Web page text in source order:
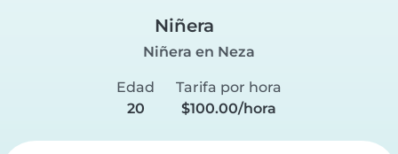
Niñera
Niñera en Neza
Edad
20
Tarifa por hora
$100.00/hora